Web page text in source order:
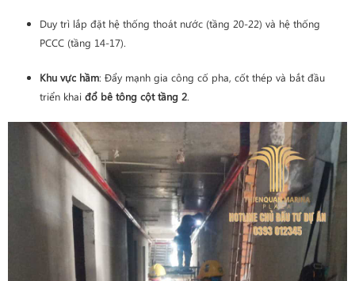
Duy trì lắp đặt hệ thống thoát nước (tầng 20-22) và hệ thống
PCCC (tầng 14-17).
Khu vực hầm: Đẩy mạnh gia công cố pha, cốt thép và bắt đầu
triển khai đổ bê tông cột tầng 2.